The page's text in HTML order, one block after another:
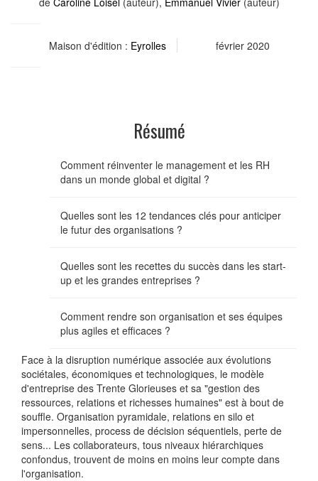
Maison d'édition : Eyrolles février 2020
Résumé
Comment réinventer le management et les RH
dans un monde global et digital ?
Quelles sont les 12 tendances clés pour anticiper
le futur des organisations ?
Quelles sont les recettes du succès dans les start-
up et les grandes entreprises ?
Comment rendre son organisation et ses équipes
plus agiles et efficaces ?
Face à la disruption numérique associée aux évolutions
sociétales, économiques et technologiques, le modèle
d'entreprise des Trente Glorieuses et sa "gestion des
ressources, relations et richesses humaines" est à bout de
souffle. Organisation pyramidale, relations en silo et
impersonnelles, process de décision séquentiels, perte de
sens... Les collaborateurs, tous niveaux hiérarchiques
confondus, trouvent de moins en moins leur compte dans
l'organisation.